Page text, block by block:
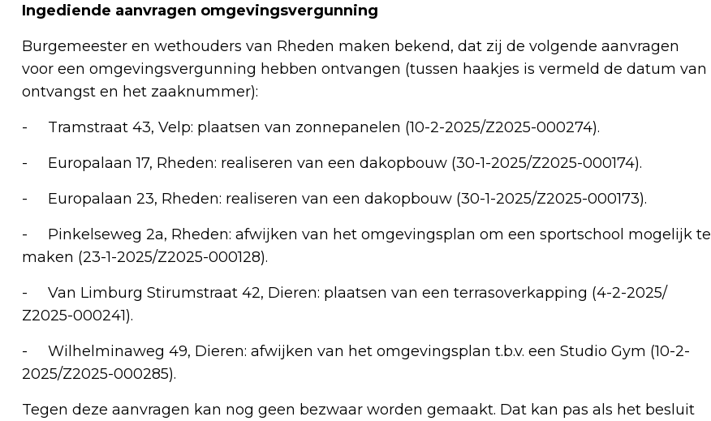
Ingediende aanvragen omgevingsvergunning
Burgemeester en wethouders van Rheden maken bekend, dat zij de volgende aanvragen
voor een omgevingsvergunning hebben ontvangen (tussen haakjes is vermeld de datum van
ontvangst en het zaaknummer):
- Tramstraat 43, Velp: plaatsen van zonnepanelen (10-2-2025/Z2025-000274).
- Europalaan 17, Rheden: realiseren van een dakopbouw (30-1-2025/Z2025-000174).
- Europalaan 23, Rheden: realiseren van een dakopbouw (30-1-2025/Z2025-000173).
- Pinkelseweg 2a, Rheden: afwijken van het omgevingsplan om een sportschool mogelijk te
maken (23-1-2025/Z2025-000128).
- Van Limburg Stirumstraat 42, Dieren: plaatsen van een terrasoverkapping (4-2-2025/
Z2025-000241).
- Wilhelminaweg 49, Dieren: afwijken van het omgevingsplan t.b.v. een Studio Gym (10-2-
2025/Z2025-000285).
Tegen deze aanvragen kan nog geen bezwaar worden gemaakt. Dat kan pas als het besluit